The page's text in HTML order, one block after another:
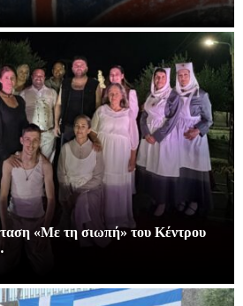
«Με τη σιωπή» του Κέντρου